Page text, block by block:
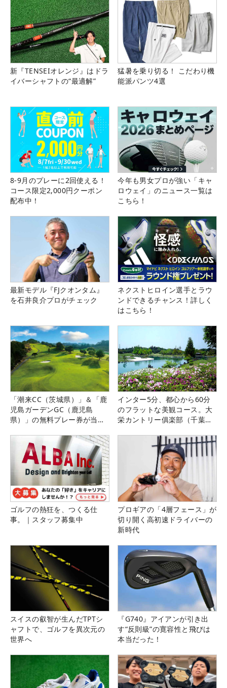
新『TENSEIオレンジ』はドラ
イバーシャフトの“最適解”
猛暑を乗り切る！ こだわり機
能派パンツ4選
8-9月のプレーに2回使える！
コース限定2,000円クーポン
配布中！
今年も男女プロが強い「キャ
ロウェイ」のニュース一覧は
こちら！
最新モデル『FJクオンタム』
を石井良介プロがチェック
ネクストヒロイン選手とラウ
ンドできるチャンス！詳しく
はこちら！
「潮来CC（茨城県）」＆「鹿
児島ガーデンGC（鹿児島
県）」の無料プレー券が当た
インター5分、都心から60分
のフラットな美観コース。大
栄カントリー俱楽部（千葉
ゴルフの熱狂を、つくる仕
事。｜スタッフ募集中
プロギアの「4層フェース」が
切り開く高初速ドライバーの
新時代
スイスの叡智が生んだTPTシ
ャフトで、ゴルフを異次元の
世界へ
『G740』アイアンが引き出
す“反則級”の寛容性と飛びは
本当だった！